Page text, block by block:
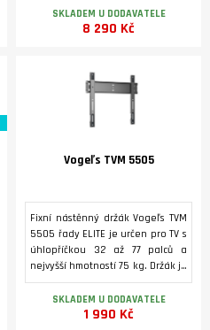
od stěny až do vzdálenosti 65 cm
a rotaci ve svislé ose +/- 90°.
televizorem je ve sklopené
poloze pouze 4 cm.
SKLADEM U DODAVATELE
8 290 Kč
Vogeľs TVM 5505
Fixní nástěnný držák Vogeľs TVM
5505 řady ELITE je určen pro TV s
úhlopříčkou 32 až 77 palců a
nejvyšší hmotností 75 kg. Držák je
velmi plochý, takže pozor
vzdálenost mezi stěnou a
televizorem je pouze 1.3 cm !!!.
SKLADEM U DODAVATELE
1 990 Kč